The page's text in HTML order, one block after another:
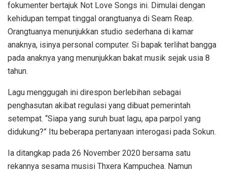
fokumenter bertajuk Not Love Songs ini. Dimulai dengan
kehidupan tempat tinggal orangtuanya di Seam Reap.
Orangtuanya menunjukkan studio sederhana di kamar
anaknya, isinya personal computer. Si bapak terlihat bangga
pada anaknya yang menunjukkan bakat musik sejak usia 8
tahun.
Lagu menggugah ini direspon berlebihan sebagai
penghasutan akibat regulasi yang dibuat pemerintah
setempat. “Siapa yang suruh buat lagu, apa parpol yang
didukung?” Itu beberapa pertanyaan interogasi pada Sokun.
Ia ditangkap pada 26 November 2020 bersama satu
rekannya sesama musisi Thxera Kampuchea. Namun